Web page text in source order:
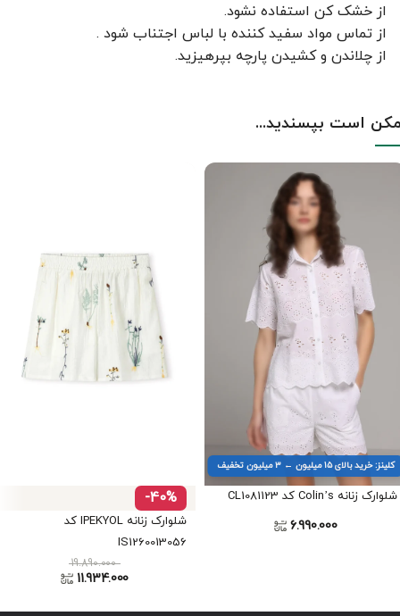
از خشک کن استفاده نشود.
از تماس مواد سفید کننده با لباس اجتناب شود .
از چلاندن و کشيدن پارچه بپرهيزيد.
است بپسندید...
کلینز: خرید بالای ۱۵ میلیون ← ۳ میلیون تخفیف
شلوارک زنانه Colin’s کد CL1081123
6.990.000
-40%
شلوارک زنانه IPEKYOL کد
IS1260013056
19.890.000
11.934.000